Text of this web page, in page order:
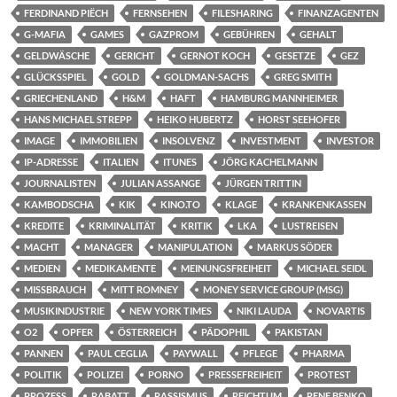
FERDINAND PIËCH
FERNSEHEN FILESHARING
FINANZAGENTEN
G-MAFIA
GAMES GAZPROM GEBÜHREN
GEHALT
GELDWÄSCHE
GERICHT GERNOT KOCH GESETZE
GEZ
GLÜCKSSPIEL
GOLD GOLDMAN-SACHS
GREG SMITH
GRIECHENLAND
H&M HAFT
HAMBURG MANNHEIMER
HANS MICHAEL STREPP
HEIKO HUBERTZ
HORST SEEHOFER
IMAGE
IMMOBILIEN INSOLVENZ INVESTMENT
INVESTOR
IP-ADRESSE
ITALIEN ITUNES
JÖRG KACHELMANN
JOURNALISTEN
JULIAN ASSANGE
JÜRGEN TRITTIN
KAMBODSCHA
KIK KINO.TO KLAGE
KRANKENKASSEN
KREDITE
KRIMINALITÄT KRITIK LKA
LUSTREISEN
MACHT
MANAGER MANIPULATION
MARKUS SÖDER
MEDIEN
MEDIKAMENTE MEINUNGSFREIHEIT
MICHAEL SEIDL
MISSBRAUCH
MITT ROMNEY
MONEY SERVICE GROUP (MSG)
MUSIKINDUSTRIE
NEW YORK TIMES NIKI LAUDA
NOVARTIS
O2
OPFER ÖSTERREICH PÄDOPHIL
PAKISTAN
PANNEN
PAUL CEGLIA PAYWALL PFLEGE
PHARMA
POLITIK
POLIZEI PORNO PRESSEFREIHEIT
PROTEST